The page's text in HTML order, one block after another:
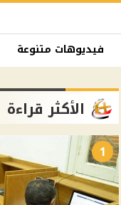
فيديوهات متنوعة
الأكثر قراءة
1